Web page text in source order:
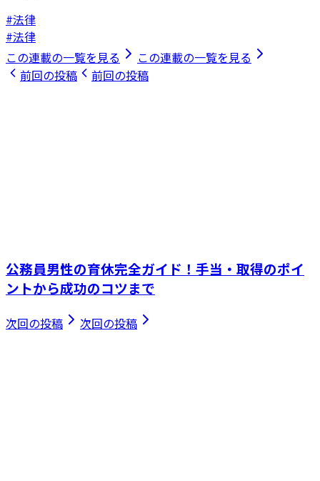
#法律
#法律
この連載の一覧を見る
この連載の一覧を見る
前回の投稿
前回の投稿
公務員男性の育休完全ガイド！手当・取得のポイ
ントから成功のコツまで
次回の投稿 次回の投稿